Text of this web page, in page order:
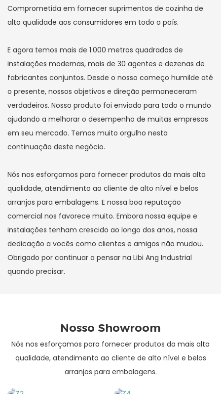
Comprometida em fornecer suprimentos de cozinha de
alta qualidade aos consumidores em todo o país.
E agora temos mais de 1.000 metros quadrados de
instalações modernas, mais de 30 agentes e dezenas de
fabricantes conjuntos. Desde o nosso começo humilde até
o presente, nossos objetivos e direção permaneceram
verdadeiros. Nosso produto foi enviado para todo o mundo
ajudando a melhorar o desempenho de muitas empresas
em seu mercado. Temos muito orgulho nesta
continuação deste negócio.
Nós nos esforçamos para fornecer produtos da mais alta
qualidade, atendimento ao cliente de alto nível e belos
arranjos para embalagens. E nossa boa reputação
comercial nos favorece muito. Embora nossa equipe e
instalações tenham crescido ao longo dos anos, nossa
dedicação a vocês como clientes e amigos não mudou.
Obrigado por continuar a pensar na Libi Ang Industrial
quando precisar.
Nosso Showroom
Nós nos esforçamos para fornecer produtos da mais alta
qualidade, atendimento ao cliente de alto nível e belos
arranjos para embalagens.